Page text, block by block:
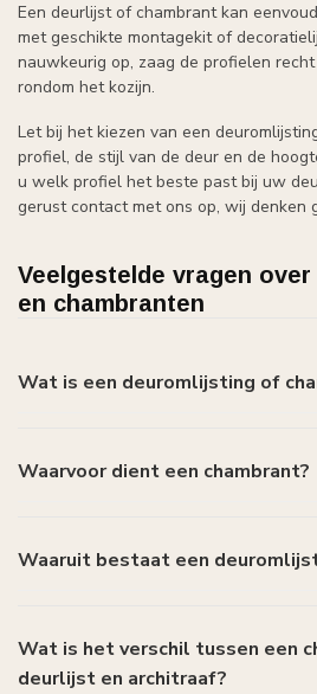
Een deurlijst of chambrant kan
met geschikte montagekit of
nauwkeurig op, zaag de profielen
rondom het kozijn.
Let bij het kiezen van een
profiel, de stijl van de deur en de
u welk profiel het beste past bij uw
gerust contact met ons op, wij denken
Veelgestelde vragen
en chambranten
Wat is een deuromlijsting of
Waarvoor dient een chambrant?
Waaruit bestaat een
Wat is het verschil tussen een
deurlijst en architraaf?